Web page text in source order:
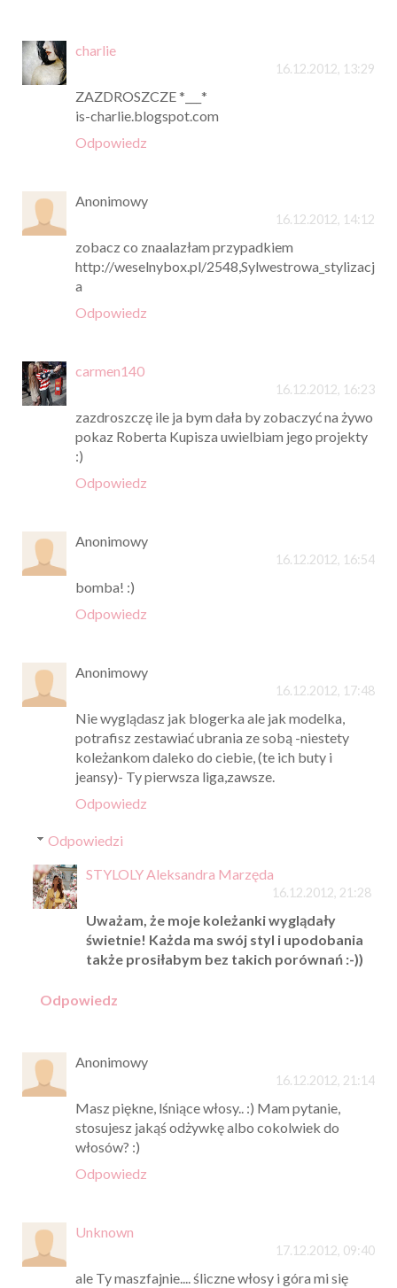
charlie
16.12.2012, 13:29
ZAZDROSZCZE *___*
is-charlie.blogspot.com
Odpowiedz
Anonimowy
16.12.2012, 14:12
zobacz co znaalazłam przypadkiem
http://weselnybox.pl/2548,Sylwestrowa_stylizacj
a
Odpowiedz
carmen140
16.12.2012, 16:23
zazdroszczę ile ja bym dała by zobaczyć na żywo
pokaz Roberta Kupisza uwielbiam jego projekty
:)
Odpowiedz
Anonimowy
16.12.2012, 16:54
bomba! :)
Odpowiedz
Anonimowy
16.12.2012, 17:48
Nie wyglądasz jak blogerka ale jak modelka,
potrafisz zestawiać ubrania ze sobą -niestety
koleżankom daleko do ciebie, (te ich buty i
jeansy)- Ty pierwsza liga,zawsze.
Odpowiedz
Odpowiedzi
STYLOLY Aleksandra Marzęda
16.12.2012, 21:28
Uważam, że moje koleżanki wyglądały
świetnie! Każda ma swój styl i upodobania
także prosiłabym bez takich porównań :-))
Odpowiedz
Anonimowy
16.12.2012, 21:14
Masz piękne, lśniące włosy.. :) Mam pytanie,
stosujesz jakąś odżywkę albo cokolwiek do
włosów? :)
Odpowiedz
Unknown
17.12.2012, 09:40
ale Ty maszfajnie.... śliczne włosy i góra mi się